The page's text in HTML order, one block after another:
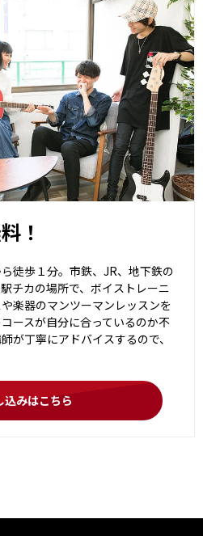
！
徒歩１分。市鉄、JR、地下鉄の
チカの場所で、ボイストレーニ
楽器のマンツーマンレッスンを
ースが自分に合っているのか不
が丁寧にアドバイスするので、
込みはこちら